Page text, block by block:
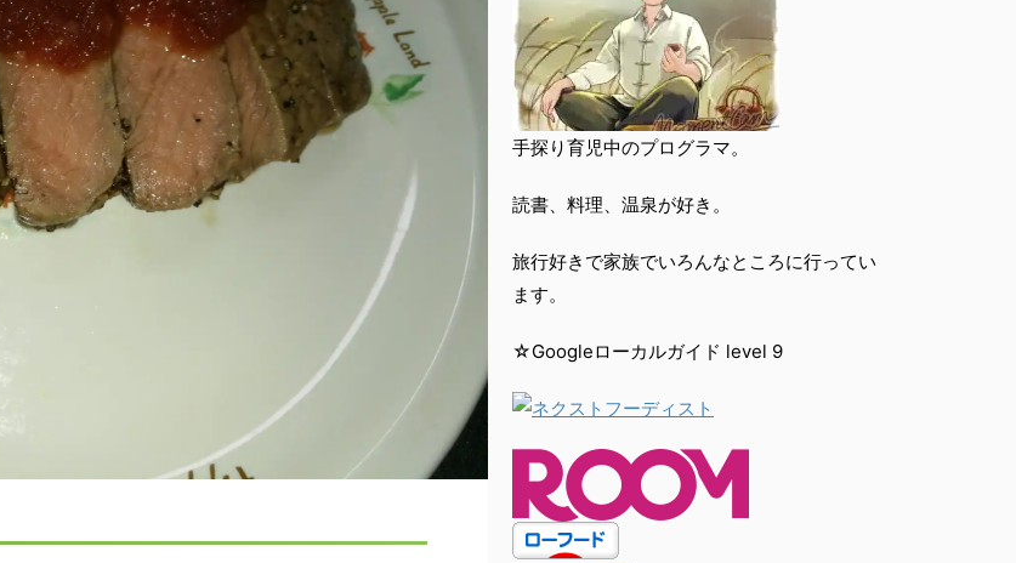
手探り育児中のプログラマ。
読書、料理、温泉が好き。
旅行好きで家族でいろんなところに行ってい
ます。
☆Googleローカルガイド level 9